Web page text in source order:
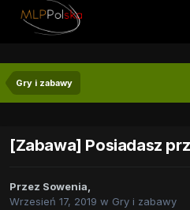
Gry i zabawy
[Zabawa] Posiadasz
Przez Sowenia,
Wrzesień 17, 2019 w Gry i zabawy